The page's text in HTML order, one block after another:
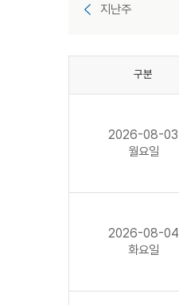
지난주
구분
2026-08-03
월요일
2026-08-04
화요일